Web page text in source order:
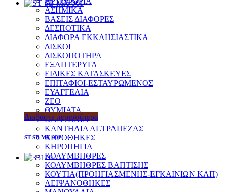
ΑΣΗΜΙΚΑ
ΒΑΣΕΙΣ ΔΙΑΦΟΡΕΣ
ΔΕΣΠΟΤΙΚΑ
ΔΙΑΦΟΡΑ ΕΚΚΛΗΣΙΑΣΤΙΚΑ
ΔΙΣΚΟΙ
ΔΙΣΚΟΠΟΤΗΡΑ
ΕΞΑΠΤΕΡΥΓΑ
ΕΙΔΙΚΕΣ ΚΑΤΑΣΚΕΥΕΣ
ΕΠΙΤΑΦΙΟΙ-ΕΣΤΑΥΡΩΜΕΝΟΣ
ΕΥΑΓΓΕΛΙΑ
ΖΕΟ
ΘΥΜΙΑΤΑ
ΚΑΝΤΗΛΙΑ
ΚΑΝΤΗΛΙΑ ΑΓ.ΤΡΑΠΕΖΑΣ
ΚΗΡΟΘΗΚΕΣ
ΚΗΡΟΠΗΓΙΑ
ΚΟΛΥΜΒΗΘΡΕΣ
ΚΟΛΥΜΒΗΘΡΕΣ ΒΑΠΤΙΣΗΣ
ΚΟΥΤΙΑ(ΠΡΟΗΓΙΑΣΜΕΝΗΣ-ΕΓΚΑΙΝΙΩΝ ΚΛΠ)
ΛΕΙΨΑΝΟΘΗΚΕΣ
Διαβάστε περισσότερα
ST-SB-MX-001